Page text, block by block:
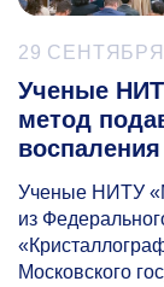
29 СЕНТЯБРЯ
Ученые
метод
Ученые НИТУ
из
Московского